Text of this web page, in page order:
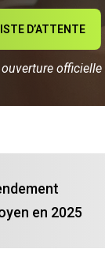
D’ATTENTE
en 2025